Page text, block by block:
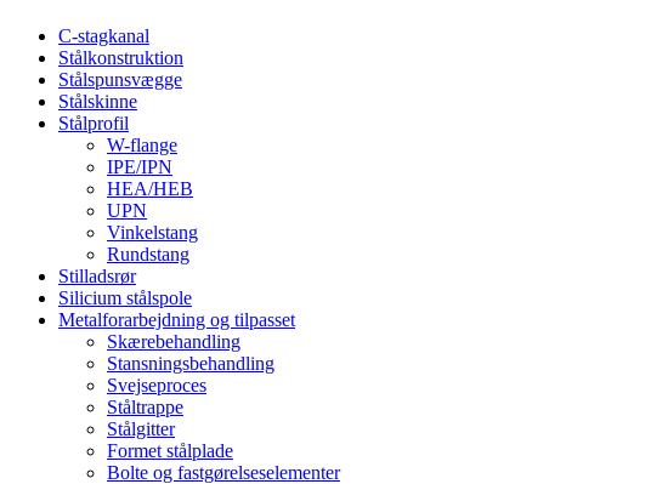
C-stagkanal
Stålkonstruktion
Stålspunsvægge
Stålskinne
Stålprofil
W-flange
IPE/IPN
HEA/HEB
UPN
Vinkelstang
Rundstang
Stilladsrør
Silicium stålspole
Metalforarbejdning og tilpasset
Skærebehandling
Stansningsbehandling
Svejseproces
Ståltrappe
Stålgitter
Formet stålplade
Bolte og fastgørelseselementer